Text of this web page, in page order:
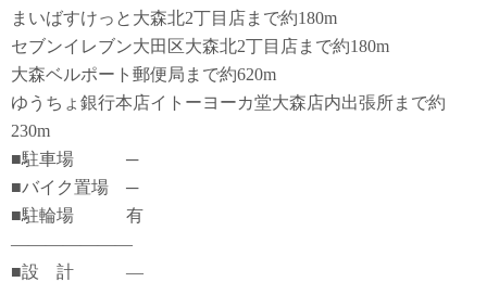
まいばすけっと大森北2丁目店まで約180m
セブンイレブン大田区大森北2丁目店まで約180m
大森ベルポート郵便局まで約620m
ゆうちょ銀行本店イトーヨーカ堂大森店内出張所まで約
230m
■駐車場 ─
■バイク置場 ─
■駐輪場 有
―――――――
■設 計 ―